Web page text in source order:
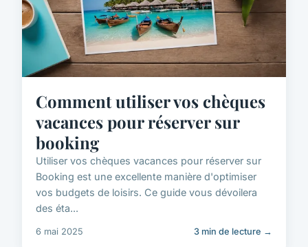
Comment utiliser vos chèques
vacances pour réserver sur
booking
Utiliser vos chèques vacances pour réserver sur
Booking est une excellente manière d'optimiser
vos budgets de loisirs. Ce guide vous dévoilera
des éta...
6 mai 2025 3 min de lecture →